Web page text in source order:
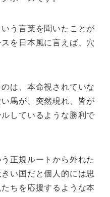
う言葉を聞いたことが
を日本風に言えば、穴
は、本命視されていな
馬が、突然現れ、皆が
しているような勝利で
正規ルートから外れた
い国だと個人的には思
ちを応援するような本